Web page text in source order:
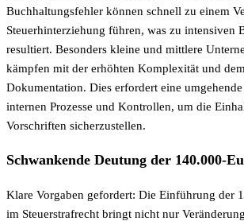
Buchhaltungsfehler können schnell zu einem
Steuerhinterziehung führen, was zu intensiven
resultiert. Besonders kleine und mittlere
kämpfen mit der erhöhten Komplexität und
Dokumentation. Dies erfordert eine
internen Prozesse und Kontrollen, um die
Vorschriften sicherzustellen.
Schwankende Deutung der 140.000-
Klare Vorgaben gefordert: Die Einführung der
im Steuerstrafrecht bringt nicht nur